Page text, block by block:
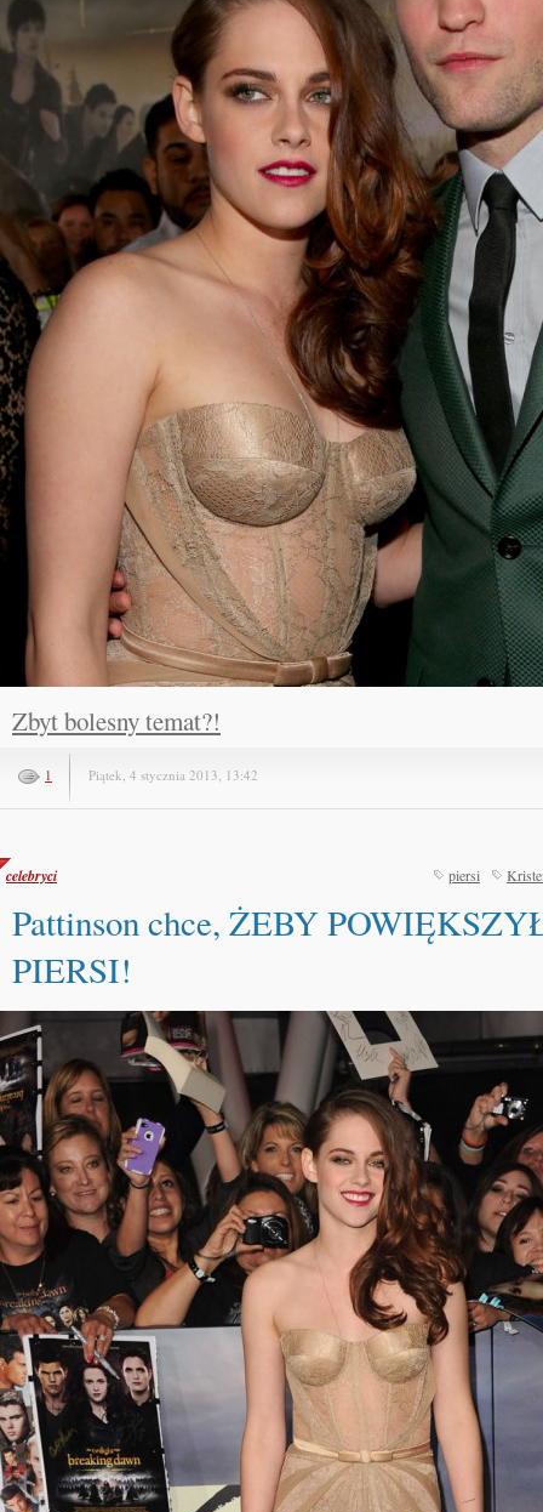
Zbyt bolesny temat?!
1 Piątek, 4 stycznia 2013, 13:42
celebryci piersi
Pattinson chce, ŻEBY
PIERSI!